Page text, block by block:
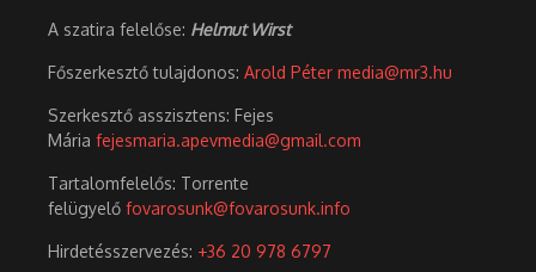
A szatira felelőse: Helmut Wirst
Főszerkesztő tulajdonos: Arold Péter media@mr3.hu
Szerkesztő asszisztens: Fejes
Mária fejesmaria.apevmedia@gmail.com
Tartalomfelelős: Torrente
felügyelő fovarosunk@fovarosunk.info
Hirdetésszervezés: +36 20 978 6797